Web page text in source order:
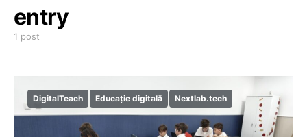
entry
1 post
DigitalTeach Educație digitală Nextlab.tech